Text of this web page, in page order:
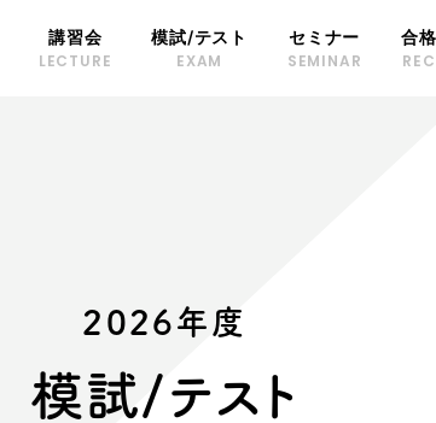
講習会
LECTURE
模試/テスト
EXAM
セミナー
SEMINAR
合
2026年度
模試/テスト